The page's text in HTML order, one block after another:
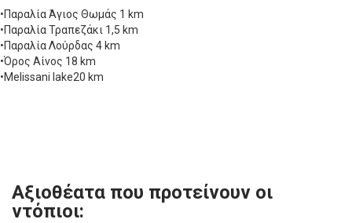
•Παραλία Άγιος Θωμάς 1 km
•Παραλία Τραπεζάκι 1,5 km
•Παραλία Λούρδας 4 km
•Όρος Αίνος 18 km
•Melissani lake20 km
Aξιοθέατα που προτείνουν οι
ντόπιοι: